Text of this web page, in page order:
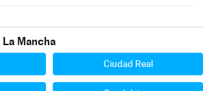
Mancha
Ciudad Real